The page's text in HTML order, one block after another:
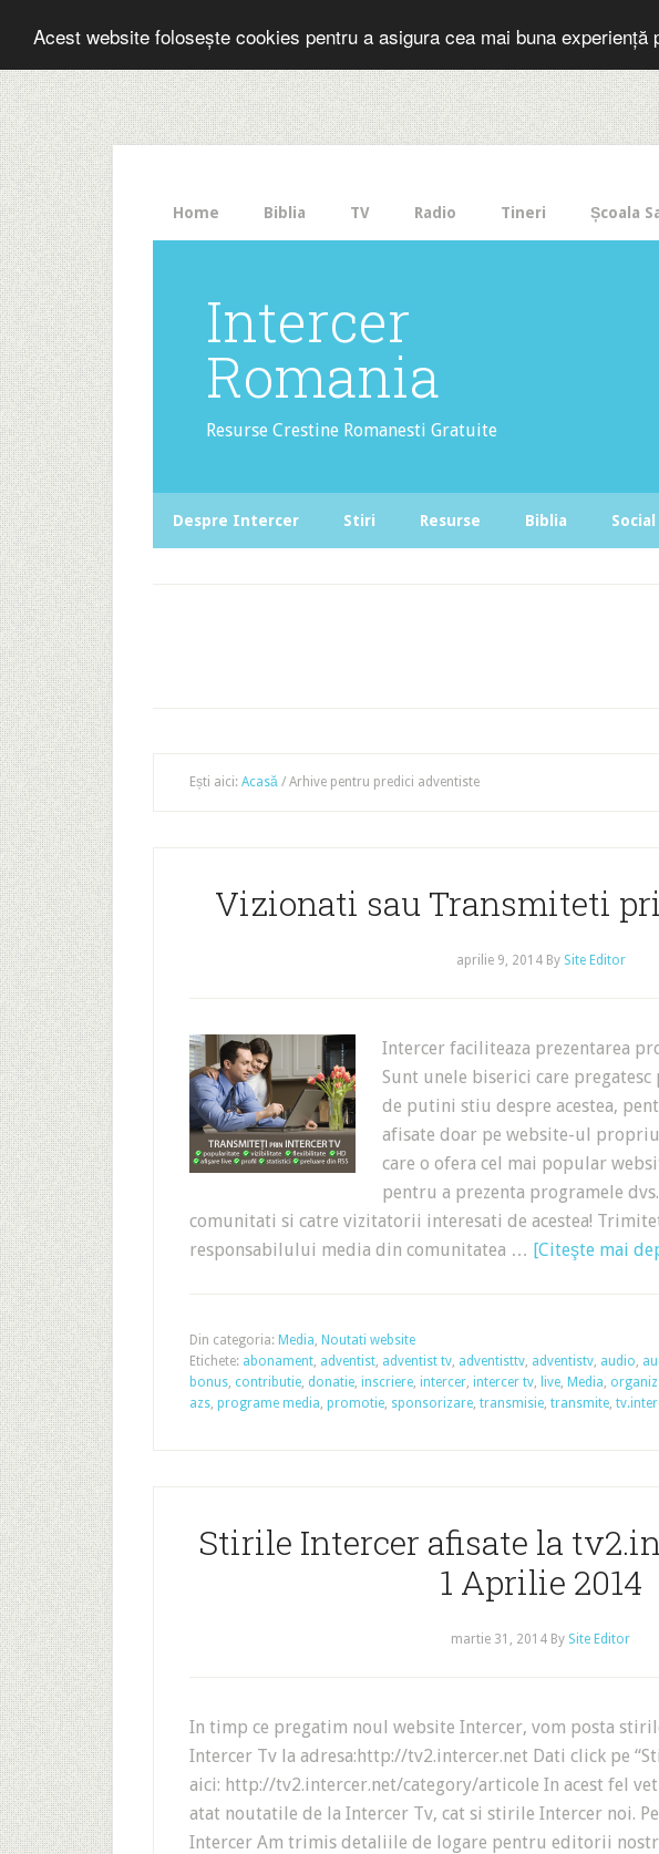
Acest website folosește cookies pentru a asigura cea mai buna experiență
The
HelloBar
- a
little
bar
that
gets
noticed!
Home Biblia TV Radio Tineri Școala
Intercer
Romania
Resurse Crestine Romanesti Gratuite
Despre Intercer Stiri Resurse Biblia Social
Ești aici: Acasă / Arhive pentru predici adventiste
Vizionati sau Transmiteti
aprilie 9, 2014By Site Editor
Intercer faciliteaza prezentarea
Sunt unele biserici care
de putini stiu despre acestea,
afisate doar pe website-ul
care o ofera cel mai popular
pentru a prezenta programele
comunitati si catre vizitatorii interesati de acestea!
responsabilului media din comunitatea … [Citeşte mai
Din categoria: Media, Noutati website
Etichete: abonament, adventist, adventist tv, adventisttv, adventistv, audio,
bonus, contributie, donatie, inscriere, intercer, intercer tv, live, Media,
azs, programe media, promotie, sponsorizare, transmisie, transmite,
Stirile Intercer afisate la
1 Aprilie 2014
martie 31, 2014 By Site Editor
In timp ce pregatim noul website Intercer, vom posta
Intercer Tv la adresa:http://tv2.intercer.net Dati click pe
aici: http://tv2.intercer.net/category/articole In acest fel
atat noutatile de la Intercer Tv, cat si stirile Intercer noi.
Intercer Am trimis detaliile de logare pentru editorii